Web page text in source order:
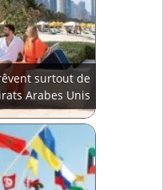
surtout de
Arabes Unis